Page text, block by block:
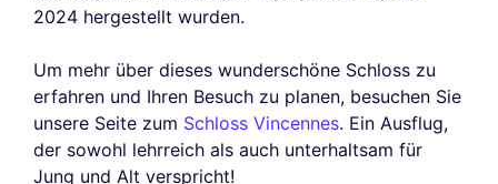
2024 hergestellt wurden.
Um mehr über dieses wunderschöne Schloss zu
erfahren und Ihren Besuch zu planen, besuchen Sie
unsere Seite zum Schloss Vincennes. Ein Ausflug,
der sowohl lehrreich als auch unterhaltsam für
Jung und Alt verspricht!